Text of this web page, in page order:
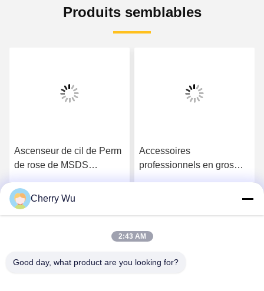
Produits semblables
Accessoires
professionnels en gros
formation d'extension de
cil de boîte de Lash
Le cil permanent fortement
professionnel Perm de
Cherry Wu
2:43 AM
Good day, what product are you looking for?